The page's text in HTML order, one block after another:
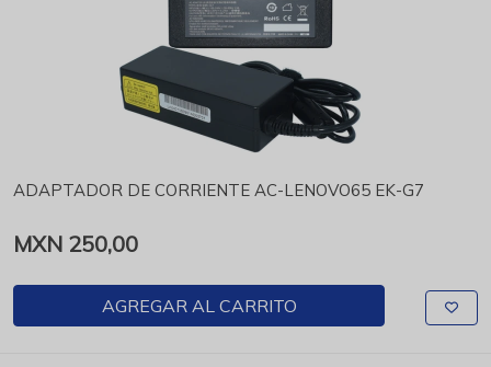
ADAPTADOR DE CORRIENTE AC-LENOVO65 EK-G7
MXN 250,00
AGREGAR AL CARRITO